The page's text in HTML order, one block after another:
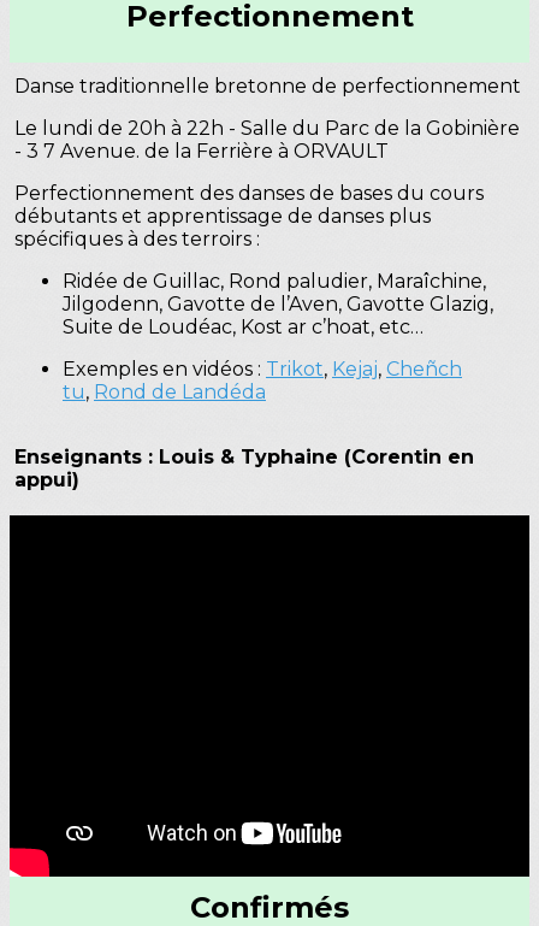
Perfectionnement
Danse traditionnelle bretonne de perfectionnement
Le lundi de 20h à 22h - Salle du Parc de la Gobinière
- 3 7 Avenue. de la Ferrière à ORVAULT
Perfectionnement des danses de bases du cours
débutants et apprentissage de danses plus
spécifiques à des terroirs :
Ridée de Guillac, Rond paludier, Maraîchine,
Jilgodenn, Gavotte de l’Aven, Gavotte Glazig,
Suite de Loudéac, Kost ar c’hoat, etc…
Exemples en vidéos : Trikot, Kejaj, Cheñch
tu, Rond de Landéda
Enseignants : Louis & Typhaine (Corentin en
appui)
Confirmés